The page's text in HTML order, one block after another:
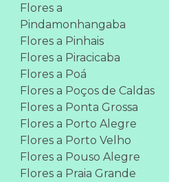
Flores a
Pindamonhangaba
Flores a Pinhais
Flores a Piracicaba
Flores a Poá
Flores a Poços de Caldas
Flores a Ponta Grossa
Flores a Porto Alegre
Flores a Porto Velho
Flores a Pouso Alegre
Flores a Praia Grande